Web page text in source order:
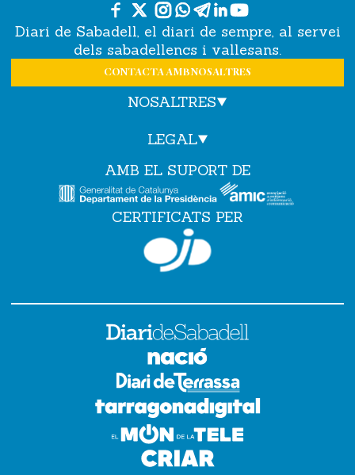
Diari de Sabadell, el diari de sempre, al servei
dels sabadellencs i vallesans.
CONTACTA AMB NOSALTRES
NOSALTRES
LEGAL
AMB EL SUPORT DE
CERTIFICATS PER